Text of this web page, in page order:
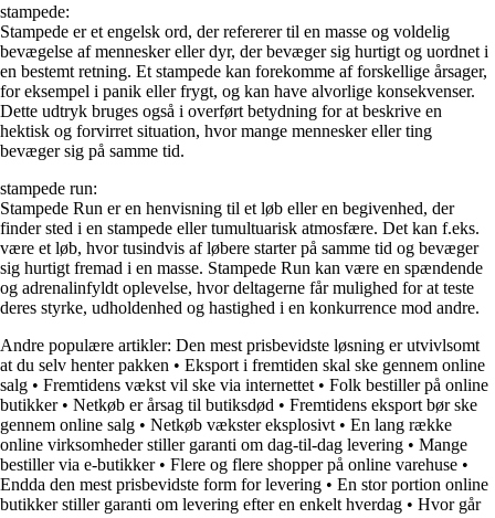
stampede:
Stampede er et engelsk ord, der refererer til en masse og voldelig
bevægelse af mennesker eller dyr, der bevæger sig hurtigt og uordnet i
en bestemt retning. Et stampede kan forekomme af forskellige årsager,
for eksempel i panik eller frygt, og kan have alvorlige konsekvenser.
Dette udtryk bruges også i overført betydning for at beskrive en
hektisk og forvirret situation, hvor mange mennesker eller ting
bevæger sig på samme tid.
stampede run:
Stampede Run er en henvisning til et løb eller en begivenhed, der
finder sted i en stampede eller tumultuarisk atmosfære. Det kan f.eks.
være et løb, hvor tusindvis af løbere starter på samme tid og bevæger
sig hurtigt fremad i en masse. Stampede Run kan være en spændende
og adrenalinfyldt oplevelse, hvor deltagerne får mulighed for at teste
deres styrke, udholdenhed og hastighed i en konkurrence mod andre.
Andre populære artikler: Den mest prisbevidste løsning er utvivlsomt
at du selv henter pakken • Eksport i fremtiden skal ske gennem online
salg • Fremtidens vækst vil ske via internettet • Folk bestiller på online
butikker• Netkøb er årsag til butiksdød • Fremtidens eksport bør ske
gennem online salg • Netkøb vækster eksplosivt • En lang række
online virksomheder stiller garanti om dag-til-dag levering • Mange
bestiller via e-butikker• Flere og flere shopper på online varehuse •
Endda den mest prisbevidste form for levering • En stor portion online
butikker stiller garanti om levering efter en enkelt hverdag • Hvor går